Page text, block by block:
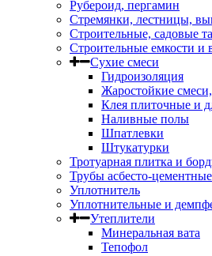
Рубероид, пергамин
Стремянки, лестницы,
Строительные, садовые
Строительные емкости и
Сухие смеси
Гидроизоляция
Жаростойкие
Клея плиточные и
Наливные полы
Шпатлевки
Штукатурки
Тротуарная плитка и
Трубы асбесто-цементные
Уплотнитель
Уплотнительные и
Утеплители
Минеральная вата
Тепофол